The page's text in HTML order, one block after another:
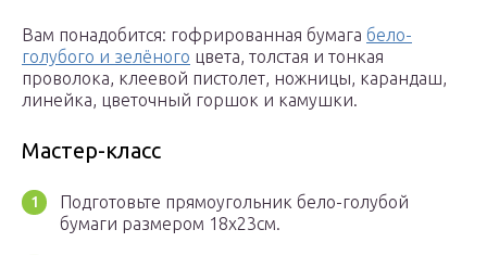
Вам понадобится: гофрированная бумага бело-
голубого и зелёного цвета, толстая и тонкая
проволока, клеевой пистолет, ножницы, карандаш,
линейка, цветочный горшок и камушки.
Мастер-класс
Подготовьте прямоугольник бело-голубой
бумаги размером 18х23см.